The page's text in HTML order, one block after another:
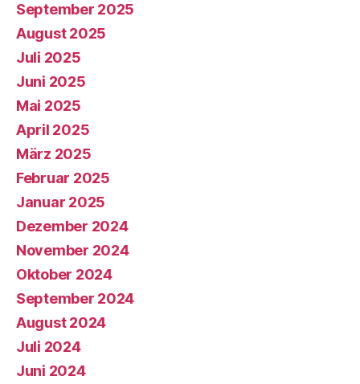
September 2025
August 2025
Juli 2025
Juni 2025
Mai 2025
April 2025
März 2025
Februar 2025
Januar 2025
Dezember 2024
November 2024
Oktober 2024
September 2024
August 2024
Juli 2024
Juni 2024